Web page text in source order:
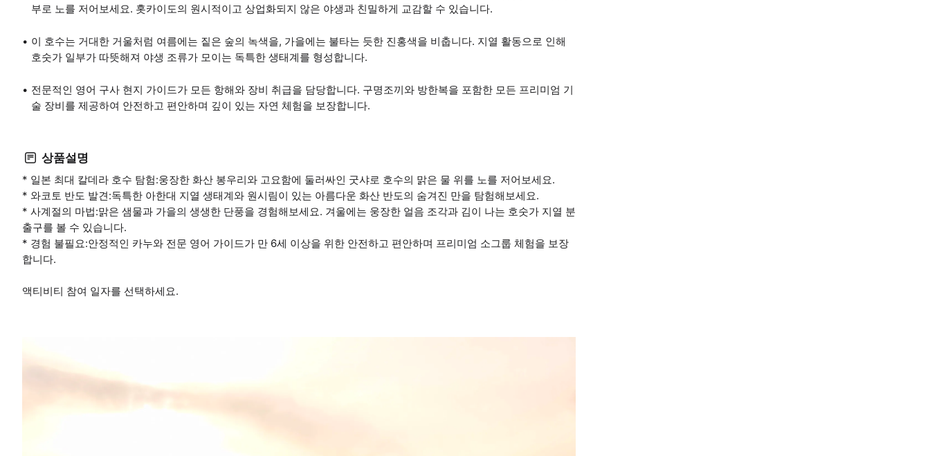
부로 노를 저어보세요. 홋카이도의 원시적이고 상업화되지 않은 야생과 친밀하게 교감할 수 있습니다.
이 호수는 거대한 거울처럼 여름에는 짙은 숲의 녹색을, 가을에는 불타는 듯한 진홍색을 비춥니다. 지열 활동으로 인해
호숫가 일부가 따뜻해져 야생 조류가 모이는 독특한 생태계를 형성합니다.
전문적인 영어 구사 현지 가이드가 모든 항해와 장비 취급을 담당합니다. 구명조끼와 방한복을 포함한 모든 프리미엄 기
술 장비를 제공하여 안전하고 편안하며 깊이 있는 자연 체험을 보장합니다.
상품설명
* 일본 최대 칼데라 호수 탐험:웅장한 화산 봉우리와 고요함에 둘러싸인 굿샤로 호수의 맑은 물 위를 노를 저어보세요.
* 와코토 반도 발견:독특한 아한대 지열 생태계와 원시림이 있는 아름다운 화산 반도의 숨겨진 만을 탐험해보세요.
* 사계절의 마법:맑은 샘물과 가을의 생생한 단풍을 경험해보세요. 겨울에는 웅장한 얼음 조각과 김이 나는 호숫가 지열 분
출구를 볼 수 있습니다.
* 경험 불필요:안정적인 카누와 전문 영어 가이드가 만 6세 이상을 위한 안전하고 편안하며 프리미엄 소그룹 체험을 보장
합니다.
액티비티 참여 일자를 선택하세요.